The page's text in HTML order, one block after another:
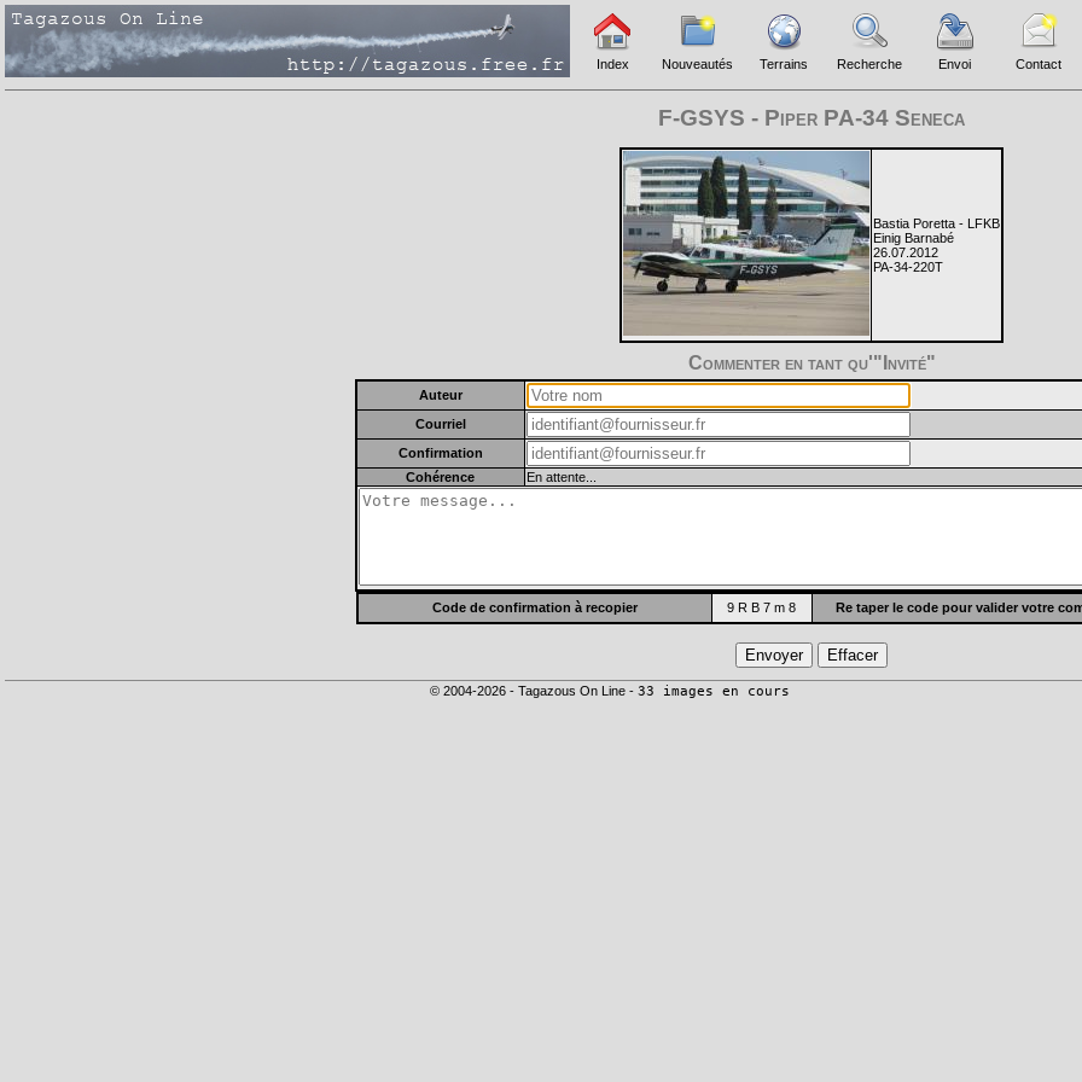
Index Nouveautés Terrains Recherche Envoi Contact
F-GSYS - Piper PA-34 Seneca
Bastia Poretta - LFKB
Einig Barnabé
26.07.2012
PA-34-220T
Commenter en tant qu'"Invité"
Auteur
Courriel
Confirmation
Cohérence
En attente...
Code de confirmation à recopier 9 R B 7 m 8 Re taper le code pour valider votre
© 2004-2026 - Tagazous On Line - 33 images en cours